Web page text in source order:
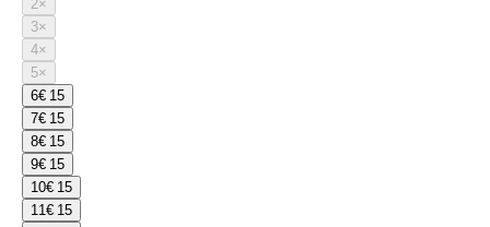
2×
3×
4×
5×
6€ 15
7€ 15
8€ 15
9€ 15
10€ 15
11€ 15